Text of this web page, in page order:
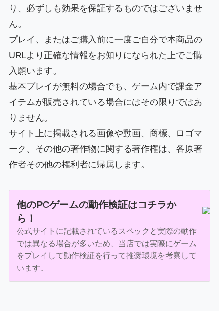
り、必ずしも効果を保証するものではございませ
ん。
プレイ、またはご購入前に一度ご自分で本商品の
URLより正確な情報をお知りになられた上でご購
入願います。
基本プレイが無料の場合でも、ゲーム内で課金ア
イテムが販売されている場合にはその限りではあ
りません。
サイト上に掲載される画像や動画、商標、ロゴマ
ーク、その他の著作物に関する著作権は、各原著
作者その他の権利者に帰属します。
他のPCゲームの動作検証はコチラか
ら！
公式サイトに記載されているスペックと実際の動作
では異なる場合が多いため、当店では実際にゲーム
をプレイして動作検証を行って推奨環境を考察して
います。